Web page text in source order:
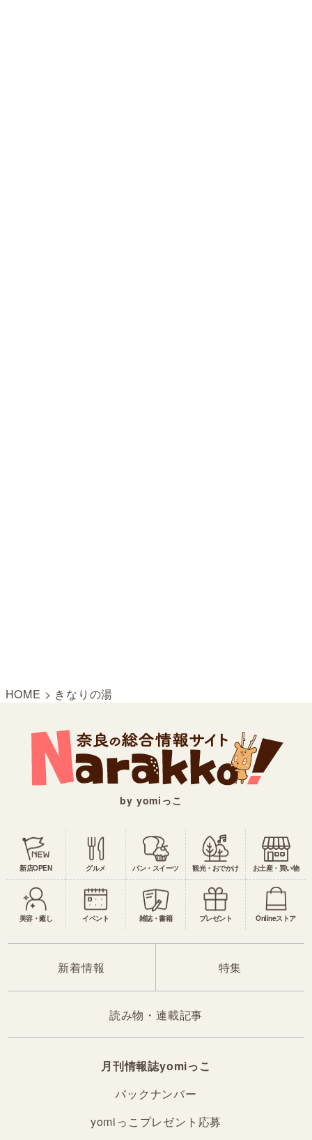
HOME > きなりの湯
by yomiっこ
新店OPEN グルメ パン・スイーツ 観光・おでかけ お土産・買い物
美容・癒し イベント 雑誌・書籍 プレゼント Onlineストア
新着情報 特集
読み物・連載記事
月刊情報誌yomiっこ
バックナンバー
yomiっこプレゼント応募